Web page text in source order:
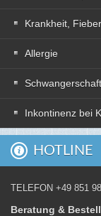
Krankheit,
Allergie
Inkontinenz bei
HOTLINE
TELEFON +49 851
Beratung &